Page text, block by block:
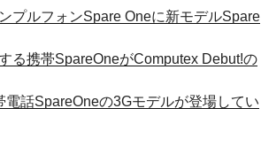
プルフォンSpare Oneに新モデルSpare
る携帯SpareOneがComputex Debut!の
電話SpareOneの3Gモデルが登場してい